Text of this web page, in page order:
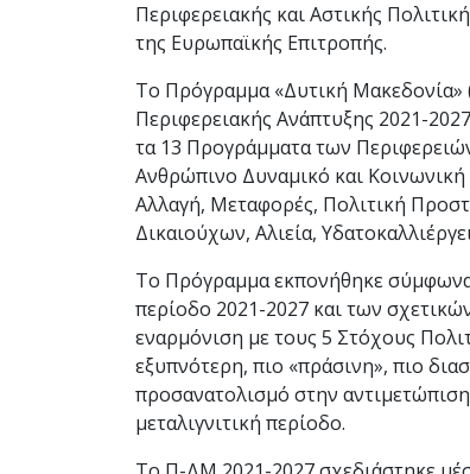
Περιφερειακής και Αστικής
της Ευρωπαϊκής Επιτροπής.
Το Πρόγραμμα «Δυτική
Περιφερειακής Ανάπτυξης 2021-
τα 13 Προγράμματα των
Ανθρώπινο Δυναμικό και
Αλλαγή, Μεταφορές, Πολιτική
Δικαιούχων, Αλιεία,
Το Πρόγραμμα εκπονήθηκε σύμφωνα
περίοδο 2021-2027 και των
εναρμόνιση με τους 5 Στόχους
εξυπνότερη, πιο «πράσινη», πιο
προσανατολισμό στην
μεταλιγνιτική περίοδο.